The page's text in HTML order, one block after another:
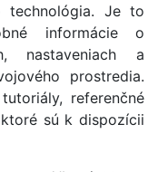
technológia. Je to
informácie o
nastaveniach a
prostredia.
referenčné
sú k dispozícii